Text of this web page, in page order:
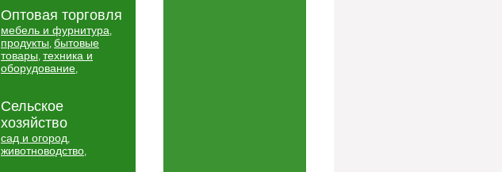
Оптовая торговля
мебель и фурнитура,
продукты, бытовые
товары, техника и
оборудование,
Сельское
хозяйство
сад и огород,
животноводство,